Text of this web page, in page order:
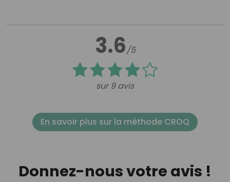
3.6/5
sur 9 avis
En savoir plus sur la méthode CROQ
Donnez-nous votre avis !